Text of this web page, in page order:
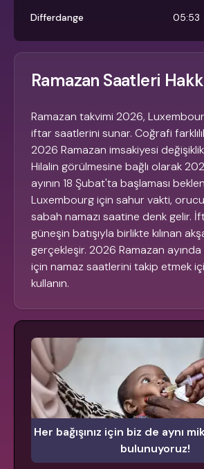
Differdange
05:53
Ramazan Saatleri
Ramazan takvimi 2026,
iftar saatlerini sunar. Coğrafi
2026 Ramazan imsakiyesi
Hilalin görülmesine bağlı olarak
ayının 18 Şubat'ta başlaması
Luxembourg için sahur vakti,
sabah namazı saatine denk gelir.
güneşin batışıyla birlikte kılınan
gerçekleşir. 2026 Ramazan
için namaz saatlerini takip etmek
kullanın.
Her bağışınız için biz de aynı
bulunuyoruz!